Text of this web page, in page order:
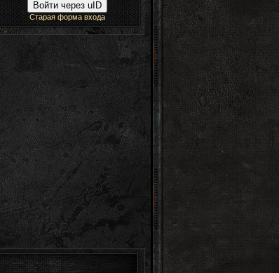
Войти через uID
Старая форма входа